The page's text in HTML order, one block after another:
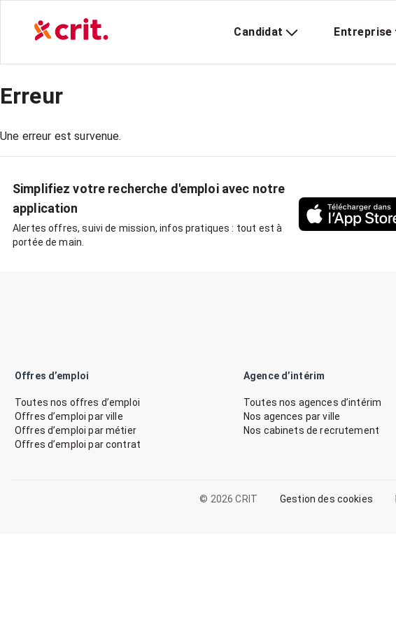
Candidat Entreprise
Erreur
Une erreur est survenue.
Simplifiez votre recherche d'emploi avec notre
application
Alertes offres, suivi de mission, infos pratiques : tout est à
portée de main.
Offres d’emploi
Toutes nos offres d’emploi
Offres d’emploi par ville
Offres d’emploi par métier
Offres d’emploi par contrat
Agence d’intérim
Toutes nos agences d’intérim
Nos agences par ville
Nos cabinets de recrutement
© 2026 CRIT Gestion des cookies